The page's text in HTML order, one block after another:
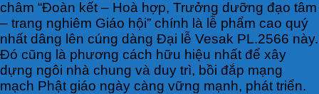
châm “Đoàn kết – Hoà hợp, Trưởng dưỡng đạo tâm
– trang nghiêm Giáo hội” chính là lễ phẩm cao quý
nhất dâng lên cúng dàng Đại lễ Vesak PL.2566 này.
Đó cũng là phương cách hữu hiệu nhất để xây
dựng ngôi nhà chung và duy trì, bồi đắp mạng
mạch Phật giáo ngày càng vững mạnh, phát triển.